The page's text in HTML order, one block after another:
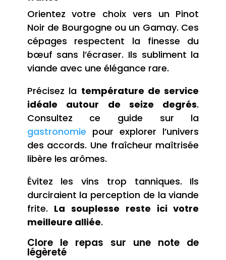
Orientez votre choix vers un Pinot
Noir de Bourgogne ou un Gamay. Ces
cépages respectent la finesse du
bœuf sans l’écraser. Ils subliment la
viande avec une élégance rare.
Précisez la température de service
idéale autour de seize degrés.
Consultez ce guide sur la
gastronomie pour explorer l’univers
des accords. Une fraîcheur maîtrisée
libère les arômes.
Évitez les vins trop tanniques. Ils
durciraient la perception de la viande
frite. La souplesse reste ici votre
meilleure alliée.
Clore le repas sur une note de
légèreté